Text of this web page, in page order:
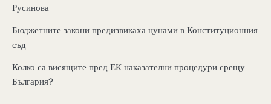
Русинова
Бюджетните закони предизвикаха цунами в Конституционния
съд
Колко са висящите пред ЕК наказателни процедури срещу
България?